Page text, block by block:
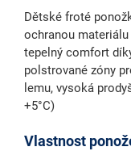
Dětské froté
ochranou
tepelný comfort
polstrované zóny
lemu, vysoká
+5°C)
Vlastnost